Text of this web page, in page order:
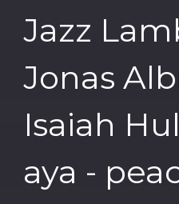
Jazz
Jonas
Isaiah
aya -